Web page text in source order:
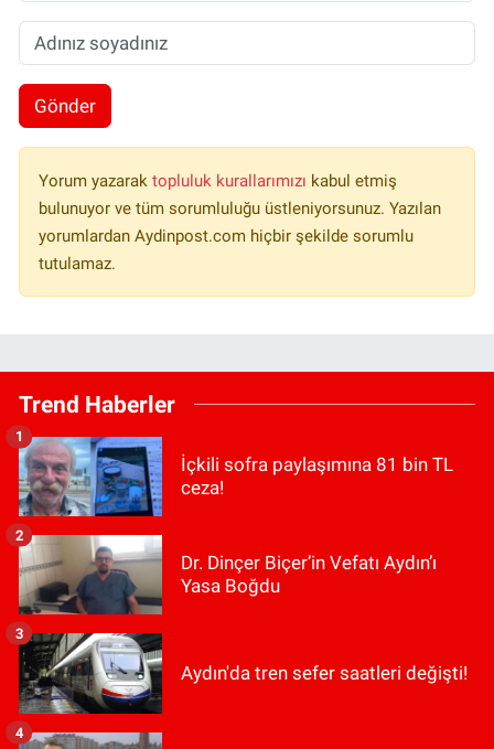
Gönder
Yorum yazarak topluluk kurallarımızı kabul etmiş
bulunuyor ve tüm sorumluluğu üstleniyorsunuz. Yazılan
yorumlardan Aydinpost.com hiçbir şekilde sorumlu
tutulamaz.
Trend Haberler
İçkili sofra paylaşımına 81 bin TL
ceza!
1
Dr. Dinçer Biçer’in Vefatı Aydın’ı
Yasa Boğdu
2
Aydın'da tren sefer saatleri değişti!
3
4